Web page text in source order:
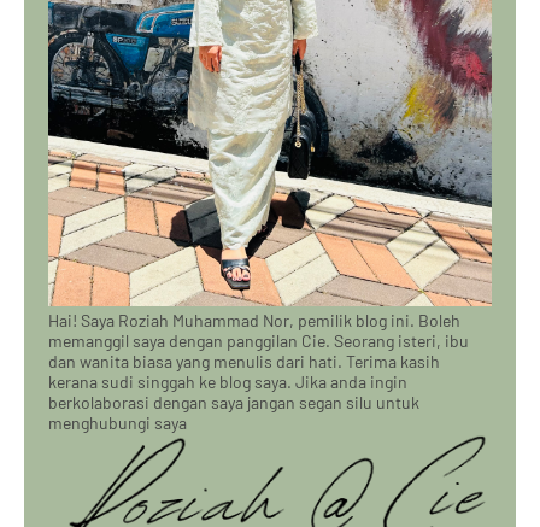
Hai! Saya Roziah Muhammad Nor, pemilik blog ini. Boleh
memanggil saya dengan panggilan Cie. Seorang isteri, ibu
dan wanita biasa yang menulis dari hati. Terima kasih
kerana sudi singgah ke blog saya. Jika anda ingin
berkolaborasi dengan saya jangan segan silu untuk
menghubungi saya